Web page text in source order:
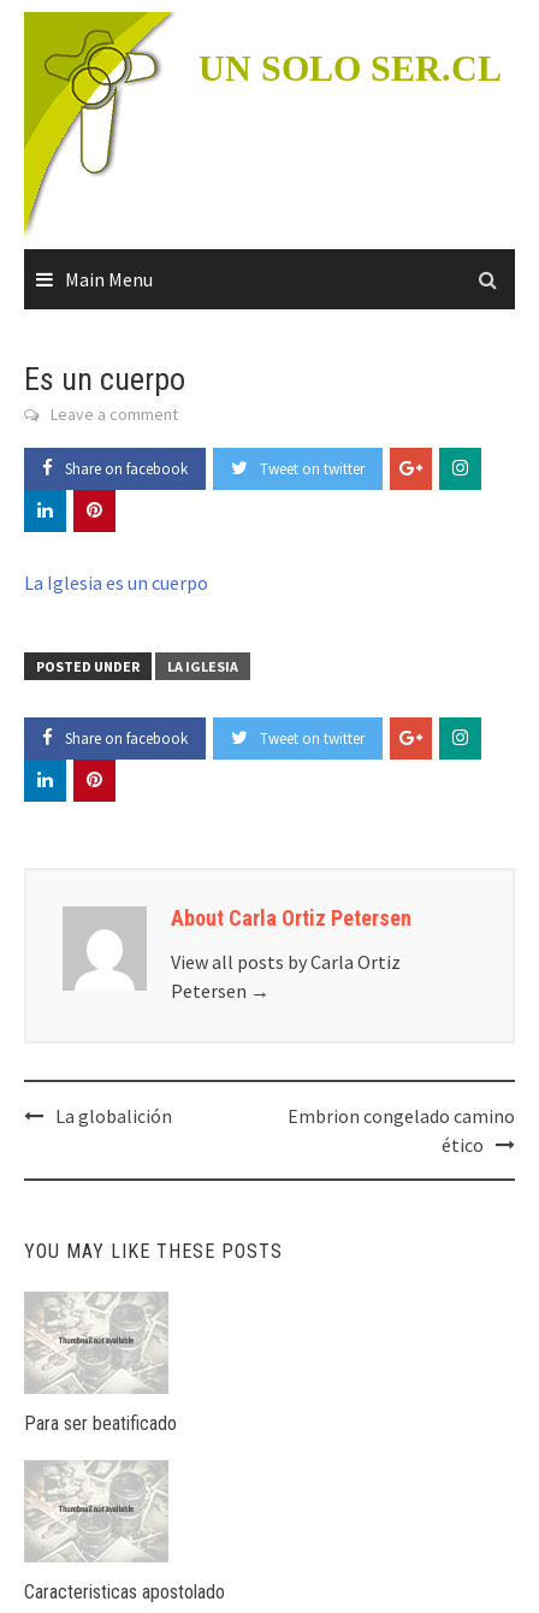
Skip
content
UN SOLO SER.CL
Main Menu
Es un cuerpo
Leave a comment
Share on facebook Tweet on twitter
La Iglesia es un cuerpo
POSTED UNDER LA IGLESIA
Share on facebook Tweet on twitter
About Carla Ortiz Petersen
View all posts by Carla Ortiz
Petersen →
PostLa globalición
Embrion congelado camino
ético
YOU MAY LIKE THESE POSTS
Para ser beatificado
Caracteristicas apostolado